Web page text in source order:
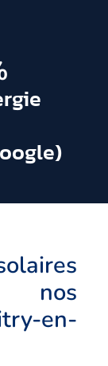
nos
en-